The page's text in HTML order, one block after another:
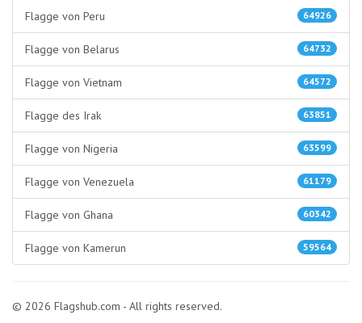
64926
Flagge von Peru
64732
Flagge von Belarus
64572
Flagge von Vietnam
63851
Flagge des Irak
63599
Flagge von Nigeria
61179
Flagge von Venezuela
60342
Flagge von Ghana
59564
Flagge von Kamerun
© 2026 Flagshub.com - All rights reserved.